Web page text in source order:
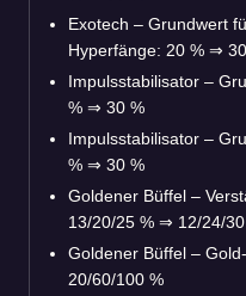
Exotech – Grundwert
Hyperfänge: 20 % ⇒
Impulsstabilisator –
% ⇒ 30 %
Impulsstabilisator –
% ⇒ 30 %
Goldener Büffel –
13/20/25 % ⇒ 12/24/
Goldener Büffel –
20/60/100 %